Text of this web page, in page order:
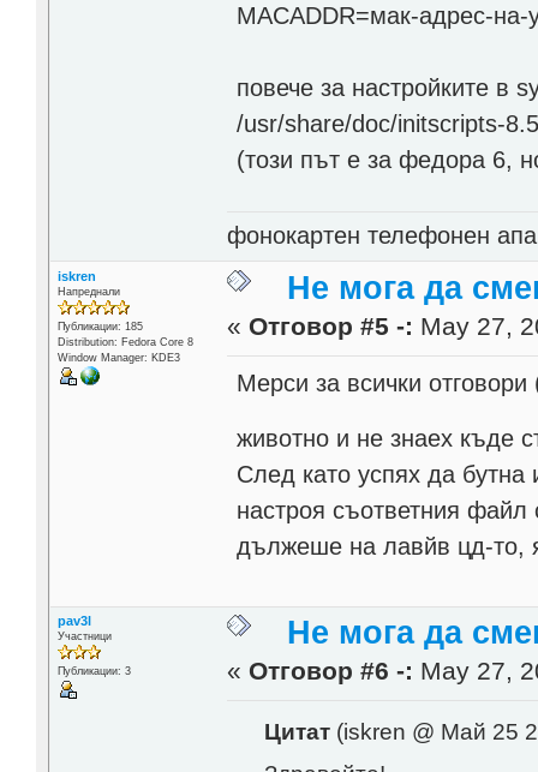
MACADDR=мак-адрес-на-
повече за настройките в
/usr/share/doc/initscripts-
(този път е за федора 6,
фонокартен телефонен
iskren
Напреднали
Публикации: 185
Distribution: Fedora Core 8
Window Manager: KDE3
Не мога да
« Отговор #5 -: May 27,
Мерси за всички
животно и не знаех къде
След като успях да
настроя съответния файл
дължеше на лавйв цд-то,
pav3l
Участници
Публикации: 3
Не мога да
« Отговор #6 -: May 27,
Цитат(iskren @ Май 25